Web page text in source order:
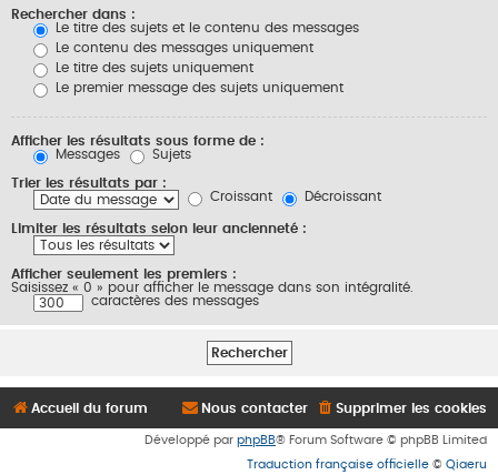
Rechercher dans :
Le titre des sujets et le contenu des messages
Le contenu des messages uniquement
Le titre des sujets uniquement
Le premier message des sujets uniquement
Afficher les résultats sous forme de :
Messages
Sujets
Trier les résultats par :
Croissant
Décroissant
Limiter les résultats selon leur ancienneté :
Afficher seulement les premiers :
Saisissez « 0 » pour afficher le message dans son intégralité.
caractères des messages
Accueil du forum Supprimer les cookies
Nous contacter
Développé par phpBB® Forum Software © phpBB Limited
Traduction française officielle © Qiaeru